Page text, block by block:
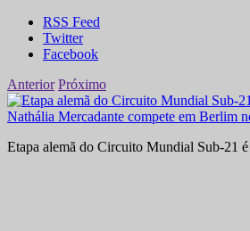
RSS Feed
Twitter
Facebook
Anterior Próximo
Nathália Mercadante compete em Berlim
Etapa alemã do Circuito Mundial Sub-21